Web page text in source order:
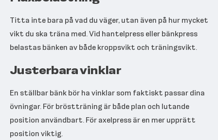
Titta inte bara på vad du väger, utan även på hur mycket
vikt du ska träna med. Vid hantelpress eller bänkpress
belastas bänken av både kroppsvikt och träningsvikt.
Justerbara vinklar
En ställbar bänk bör ha vinklar som faktiskt passar dina
övningar. För bröstträning är både plan och lutande
position användbart. För axelpress är en mer upprätt
position viktig.